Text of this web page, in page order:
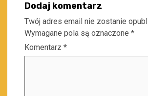
Dodaj komentarz
Twój adres email nie zostanie
Wymagane pola są oznaczone *
Komentarz *